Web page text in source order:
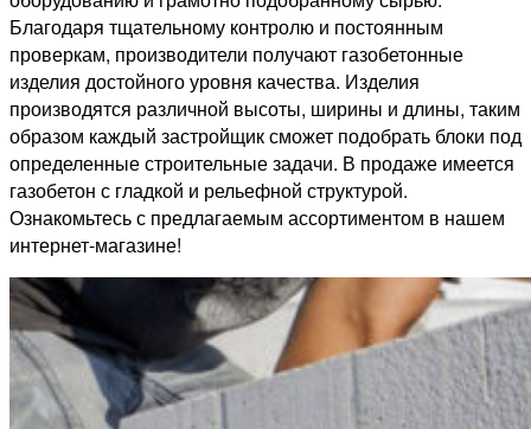
Благодаря тщательному контролю и постоянным
проверкам, производители получают газобетонные
изделия достойного уровня качества. Изделия
производятся различной высоты, ширины и длины, таким
образом каждый застройщик сможет подобрать блоки под
определенные строительные задачи. В продаже имеется
газобетон с гладкой и рельефной структурой.
Ознакомьтесь с предлагаемым ассортиментом в нашем
интернет-магазине!